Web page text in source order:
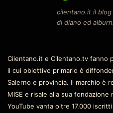
cilentano.it il
di diano ed
Cilentano.it e Cilentano.tv fanno
il cui obiettivo primario è
Salerno e provincia. Il marchio è
MISE e risale alla sua fondazione
YouTube vanta oltre 17.000